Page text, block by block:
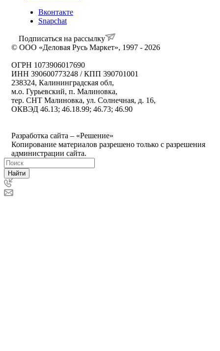
Вконтакте
Snapchat
Подписаться на рассылку
© ООО «Деловая Русь Маркет», 1997 - 2026
ОГРН 1073906017690
ИНН 390600773248 / КПП 390701001
238324, Калининградская обл,
м.о. Гурьевский, п. Малиновка,
тер. СНТ Малиновка, ул. Солнечная, д. 16,
ОКВЭД 46.13; 46.18.99; 46.73; 46.90
Разработка сайта – «Решение»
Копирование материалов разрешено только с разрешения
администрации сайта.
Найти